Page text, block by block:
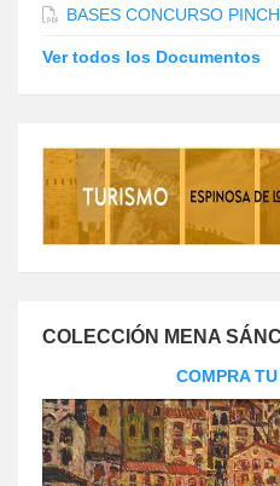
BASES CONCURSO
Ver todos los Documentos
COLECCIÓN MENA
COMPRA